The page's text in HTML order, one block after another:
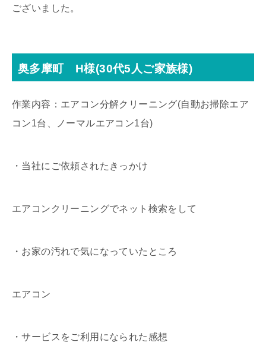
ございました。
奥多摩町 H様(30代5人ご家族様)
作業内容：エアコン分解クリーニング(自動お掃除エア
コン1台、ノーマルエアコン1台)
・当社にご依頼されたきっかけ
エアコンクリーニングでネット検索をして
・お家の汚れで気になっていたところ
エアコン
・サービスをご利用になられた感想